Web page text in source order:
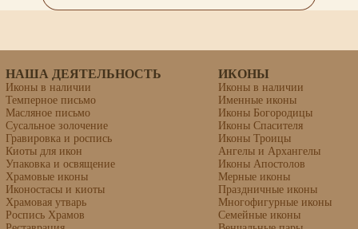
НАША ДЕЯТЕЛЬНОСТЬ
Иконы в наличии
Темперное письмо
Масляное письмо
Сусальное золочение
Гравировка и роспись
Киоты для икон
Упаковка и освящение
Храмовые иконы
Иконостасы и киоты
Храмовая утварь
Роспись Храмов
ИКОНЫ
Иконы в наличии
Именные иконы
Иконы Богородицы
Иконы Спасителя
Иконы Троицы
Ангелы и Архангелы
Иконы Апостолов
Мерные иконы
Праздничные иконы
Многофигурные иконы
Семейные иконы